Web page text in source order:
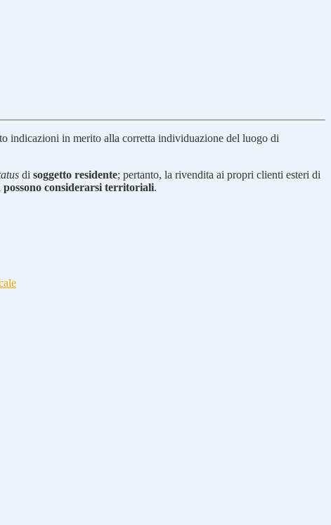
indicazioni in merito alla corretta individuazione del luogo di
di soggetto residente; pertanto, la rivendita ai propri clienti esteri di
possono considerarsi territoriali.